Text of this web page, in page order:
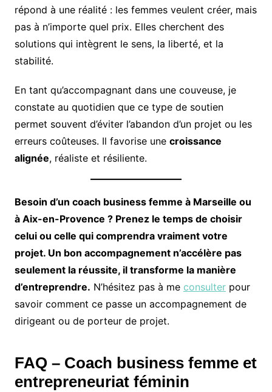
répond à une réalité : les femmes veulent créer, mais
pas à n’importe quel prix. Elles cherchent des
solutions qui intègrent le sens, la liberté, et la
stabilité.
En tant qu’accompagnant dans une couveuse, je
constate au quotidien que ce type de soutien
permet souvent d’éviter l’abandon d’un projet ou les
erreurs coûteuses. Il favorise une croissance
alignée, réaliste et résiliente.
Besoin d’un coach business femme à Marseille ou
à Aix-en-Provence ? Prenez le temps de choisir
celui ou celle qui comprendra vraiment votre
projet. Un bon accompagnement n’accélère pas
seulement la réussite, il transforme la manière
d’entreprendre. N’hésitez pas à me consulterpour
savoir comment ce passe un accompagnement de
dirigeant ou de porteur de projet.
FAQ – Coach business femme et
entrepreneuriat féminin